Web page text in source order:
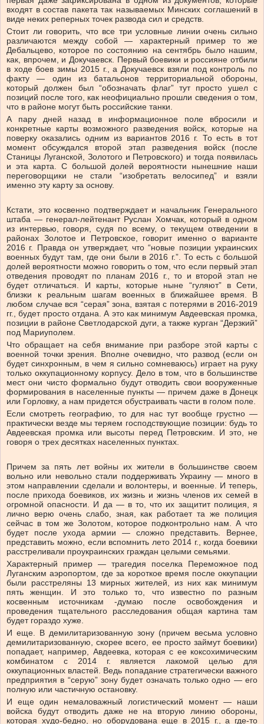
входят в состав пакета так называемых Минских соглашений в
виде неких реперных точек развода сил и средств.
Стоит ли говорить, что все три условные линии очень сильно
различаются между собой — характерный пример то же
Дебальцево, которое по состоянию на сентябрь было нашим,
как, впрочем, и Докучаевск. Первый боевики и россияне отбили
в ходе боев зимы 2015 г., а Докучаевск взяли под контроль по
факту — один из батальонов территориальной обороны,
который должен был “обозначать флаг” тут просто ушел с
позиций после того, как неофициально прошли сведения о том,
что в районе могут быть российские танки.
А пару дней назад в информационное поле вбросили и
конкретные карты возможного разведения войск, которые на
поверку оказались одним из вариантов 2016 г. То есть в тот
момент обсуждался второй этап разведения войск (после
Станицы Луганской, Золотого и Петровского) и тогда появилась
и эта карта. С большой долей вероятности нынешние наши
переговорщики не стали “изобретать велосипед” и взяли
именно эту карту за основу.
Кстати, это косвенно подтверждает и начальник Генерального
штаба — генерал-лейтенант Руслан Хомчак, который в одном
из интервью, говоря, судя по всему, о текущем отведении в
районах Золотое и Петровское, говорит именно о варианте
2016 г. Правда он утверждает, что “новые позиции украинских
военных будут там, где они были в 2016 г.”. То есть с большой
долей вероятности можно говорить о том, что если первый этап
отведения проводят по планам 2016 г., то и второй этап не
будет отличаться. И карты, которые ныне “гуляют” в Сети,
близки к реальным шагам военных в ближайшее время. В
любом случае вся “серая” зона, взятая с потерями в 2016-2019
гг., будет просто отдана. А это как минимум Авдеевская промка,
позиции в районе Светлодарской дуги, а также курган “Дерзкий”
под Мариуполем.
Что обращает на себя внимание при разборе этой карты с
военной точки зрения. Вполне очевидно, что развод (если он
будет синхронным, в чем я сильно сомневаюсь) играет на руку
только оккупационному корпусу. Дело в том, что в большинстве
мест они чисто формально будут отводить свои вооруженные
формирования в населенные пункты — причем даже в Донецк
или Горловку, а нам придется обустраивать части в голом поле.
Если смотреть географию, то для нас тут вообще грустно —
практически везде мы теряем господствующие позиции: будь то
Авдеевская промка или высоты перед Петровским. И это, не
говоря о трех десятках населенных пунктах.
Причем за пять лет войны их жители в большинстве своем
вольно или невольно стали поддерживать Украину — много в
этом направлении сделали и волонтеры, и военные. И теперь,
после прихода боевиков, их жизнь и жизнь членов их семей в
огромной опасности. И да — в то, что их защитит полиция, я
лично верю очень слабо, зная, как работает та же полиция
сейчас в том же Золотом, которое подконтрольно нам. А что
будет после ухода армии — сложно представить. Вернее,
представить можно, если вспомнить лето 2014 г., когда боевики
расстреливали проукраинских граждан целыми семьями.
Характерный пример — трагедия поселка Переможное под
Луганским аэропортом, где за короткое время после оккупации
были расстреляны 13 мирных жителей, из них как минимум
пять женщин. И это только то, что известно по разным
косвенным источникам -думаю после освобождения и
проведения тщательного расследования общая картина там
будет гораздо хуже.
И еще. В демилитаризованную зону (причем весьма условно
демилитаризованную, скорее всего, ее просто займут боевики)
попадает, например, Авдеевка, которая с ее коксохимическим
комбинатом с 2014 г. является лакомой целью для
оккупационных властей. Ведь попадание стратегически важного
предприятия в “серую” зону будет означать только одно — его
полную или частичную остановку.
И еще один немаловажный логистический момент — наши
войска будут отводить даже не на вторую линию обороны,
которая худо-бедно, но оборудована еще в 2015 г., а где-то